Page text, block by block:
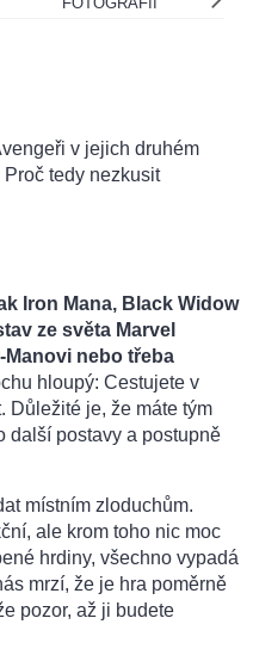
v jejich druhém
tedy nezkusit
Iron Mana, Black Widow
ze světa Marvel
nebo třeba
hloupý: Cestujete v
Důležité je, že máte tým
další postavy a postupně
místním zloduchům.
ale krom toho nic moc
hrdiny, všechno vypadá
mrzí, že je hra poměrně
pozor, až ji budete